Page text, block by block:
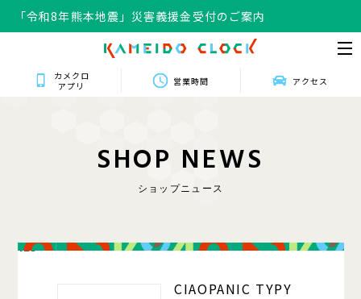
「令和8年熊本地震」災害義援金受付のご案内
カメクロ
アプリ
営業時間 アクセス
SHOP NEWS
ショップニュース
125
CIAOPANIC TYPY